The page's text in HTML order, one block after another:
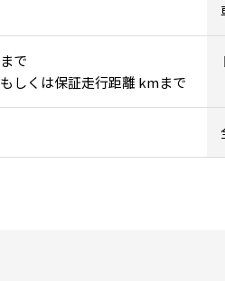
まで
もしくは保証走行距離 kmまで